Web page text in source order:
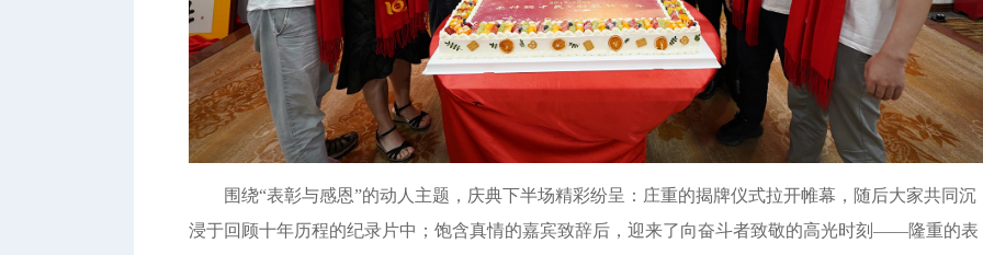
围绕“表彰与感恩”的动人主题，庆典下半场精彩纷呈：庄重的揭牌仪式拉开帷幕，随后大家共同沉
浸于回顾十年历程的纪录片中；饱含真情的嘉宾致辞后，迎来了向奋斗者致敬的高光时刻——隆重的表